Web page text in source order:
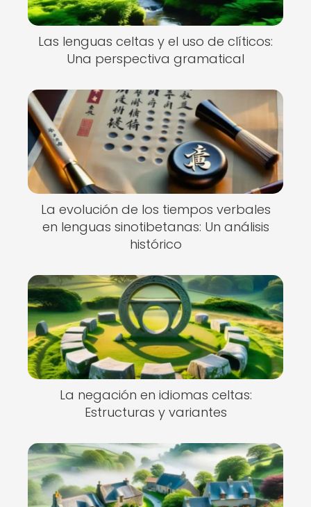
Las lenguas celtas y el uso de clíticos:
Una perspectiva gramatical
La evolución de los tiempos verbales
en lenguas sinotibetanas: Un análisis
histórico
La negación en idiomas celtas:
Estructuras y variantes